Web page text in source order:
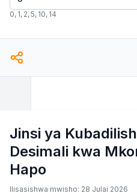
0, 1, 2,5, 10, 14
Jinsi ya
Desimali kwa
Hapo
Ilisasishwa mwisho: 28 Julai 2026